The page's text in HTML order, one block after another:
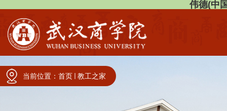
伟德(中
当前位置： 首页 教工之家